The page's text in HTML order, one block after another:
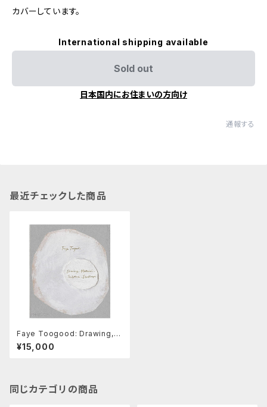
カバーしています。
International shipping available
Sold out
日本国内にお住まいの方向け
通報する
最近チェックした商品
Faye Toogood: Drawing,
Material, Sculpture, Lands
cape
¥15,000
同じカテゴリの商品